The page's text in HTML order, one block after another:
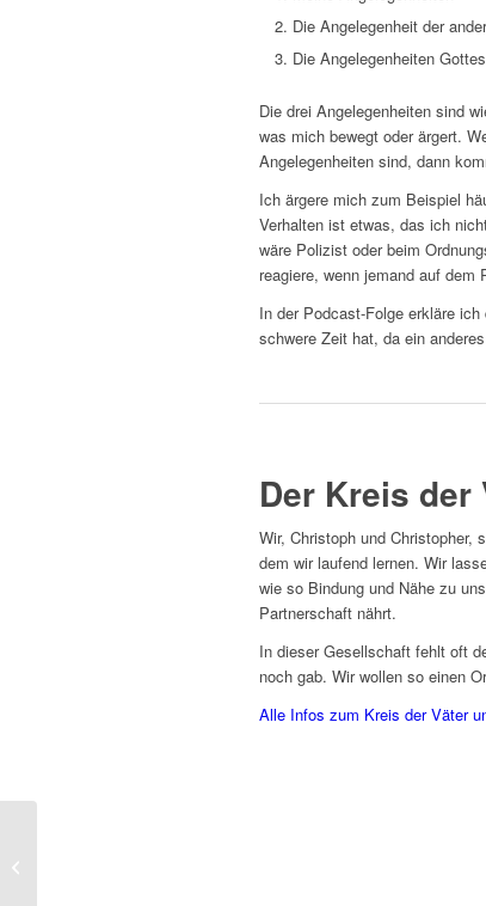
Die Angelegenheit der
Die Angelegenheiten Gottes
Die drei Angelegenheiten sind
was mich bewegt oder ärgert.
Angelegenheiten sind, dann
Ich ärgere mich zum Beispiel
Verhalten ist etwas, das ich
wäre Polizist oder beim
reagiere, wenn jemand auf dem
In der Podcast-Folge erkläre
schwere Zeit hat, da ein
Der Kreis der
Wir, Christoph und Christopher,
dem wir laufend lernen. Wir
wie so Bindung und Nähe zu
Partnerschaft nährt.
In dieser Gesellschaft fehlt oft
noch gab. Wir wollen so einen
Alle Infos zum Kreis der Väter